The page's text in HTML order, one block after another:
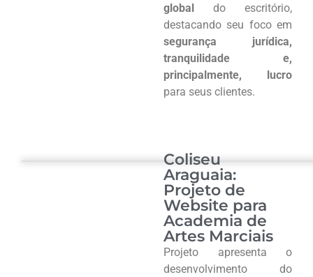
global do escritório,
destacando seu foco em
segurança jurídica,
tranquilidade e,
principalmente, lucro
para seus clientes.
Coliseu
Araguaia:
Projeto de
Website para
Academia de
Artes Marciais
Projeto apresenta o
desenvolvimento do